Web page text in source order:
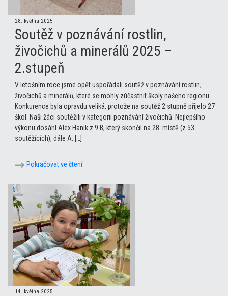
28. května 2025
Soutěž v poznávání rostlin,
živočichů a minerálů 2025 –
2.stupeň
V letošním roce jsme opět uspořádali soutěž v poznávání rostlin,
živočichů a minerálů, které se mohly zúčastnit školy našeho regionu.
Konkurence byla opravdu veliká, protože na soutěž 2.stupně přijelo 27
škol. Naši žáci soutěžili v kategorii poznávání živočichů. Nejlepšího
výkonu dosáhl Alex Hanik z 9.B, který skončil na 28. místě (z 53
soutěžících), dále A. […]
Pokračovat ve čtení
14. května 2025